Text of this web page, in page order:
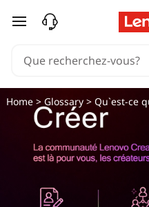
Q
e
passer au contenu
Home> Glossary> Qu`est-ce